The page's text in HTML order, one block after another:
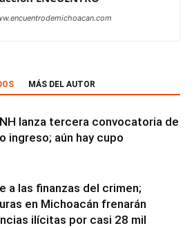
MÁS DEL AUTOR
lanza tercera convocatoria de
ingreso; aún hay cupo
a las finanzas del crimen;
en Michoacán frenarán
ilícitas por casi 28 mil